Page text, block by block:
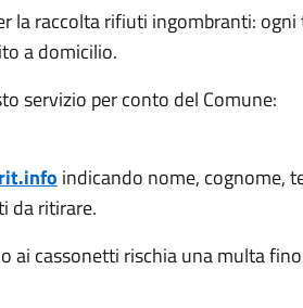
la raccolta rifiuti ingombranti: ogni
a domicilio.
servizio per conto del Comune:
indicando nome, cognome,
da ritirare.
ai cassonetti rischia una multa